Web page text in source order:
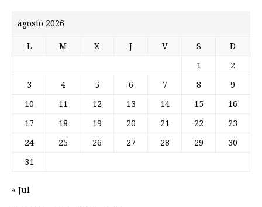
agosto 2026
L M X J V S D
1 2
3 4 5 6 7 8 9
10 11 12 13 14 15 16
17 18 19 20 21 22 23
24 25 26 27 28 29 30
31
« Jul